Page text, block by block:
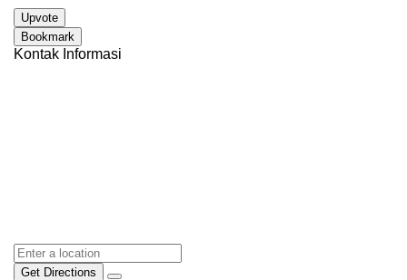
Upvote
Bookmark
Kontak Informasi
Get Directions